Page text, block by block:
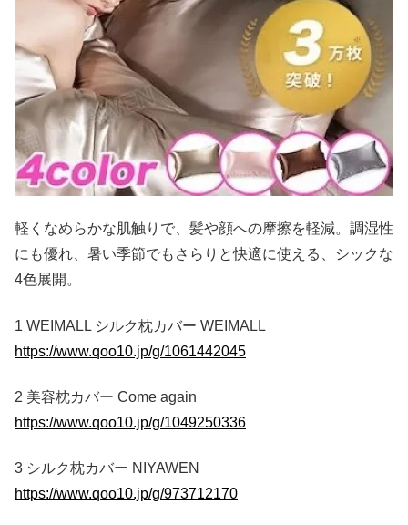
軽くなめらかな肌触りで、髪や顔への摩擦を軽減。調湿性
にも優れ、暑い季節でもさらりと快適に使える、シックな
4色展開。
1 WEIMALL シルク枕カバー WEIMALL
https://www.qoo10.jp/g/1061442045
2 美容枕カバー Come again
https://www.qoo10.jp/g/1049250336
3 シルク枕カバー NIYAWEN
https://www.qoo10.jp/g/973712170